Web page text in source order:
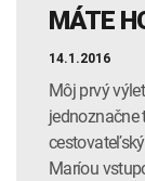
MÁTE
14.1.2016
Môj prvý
Maríou